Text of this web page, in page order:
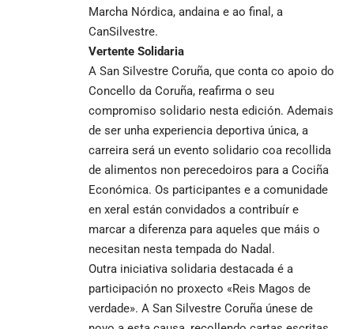
Marcha Nórdica, andaina e ao final, a
CanSilvestre.
Vertente Solidaria
A San Silvestre Coruña, que conta co apoio do
Concello da Coruña, reafirma o seu
compromiso solidario nesta edición. Ademais
de ser unha experiencia deportiva única, a
carreira será un evento solidario coa recollida
de alimentos non perecedoiros para a Cociña
Económica. Os participantes e a comunidade
en xeral están convidados a contribuír e
marcar a diferenza para aqueles que máis o
necesitan nesta tempada do Nadal.
Outra iniciativa solidaria destacada é a
participación no proxecto «Reis Magos de
verdade». A San Silvestre Coruña únese de